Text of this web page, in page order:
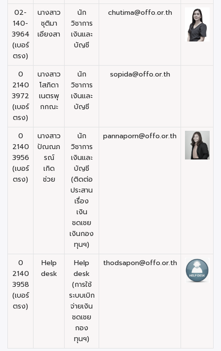
02-
140-
3964
(เบอร์
ตรง)
นางสาว
ชุติมา
เอียงสา
นัก
วิชาการ
เงินและ
บัญชี
chutima@offo.or.th
0
2140
3972
(เบอร์
ตรง)
นางสาว
โสภิดา
เนตรพุ
กกณะ
นัก
วิชาการ
เงินและ
บัญชี
sopida@offo.or.th
0
2140
3956
(เบอร์
ตรง)
นางสาว
ปัณณภ
รณ์
เกิด
ช่วย
นัก
วิชาการ
เงินและ
บัญชี
(ติดต่อ
ประสาน
เรื่อง
เงิน
ชดเชย
เงินกอง
ทุนฯ)
pannaporn@offo.or.th
0
2140
3958
(เบอร์
ตรง)
Help
desk
Help
desk
(การใช้
ระบบเบิก
จ่ายเงิน
ชดเชย
กอง
ทุนฯ)
thodsapon@offo.or.th